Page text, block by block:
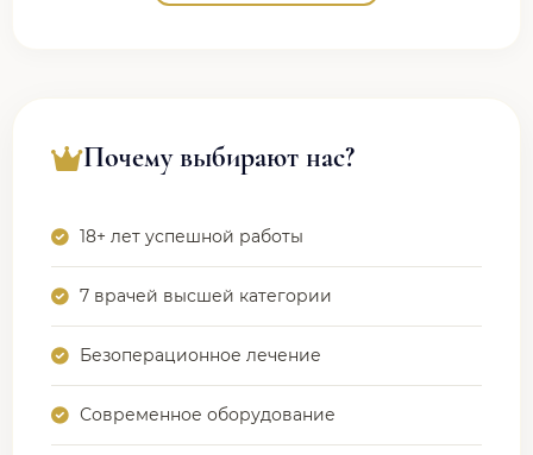
Почему выбирают нас?
18+ лет успешной работы
7 врачей высшей категории
Безоперационное лечение
Современное оборудование